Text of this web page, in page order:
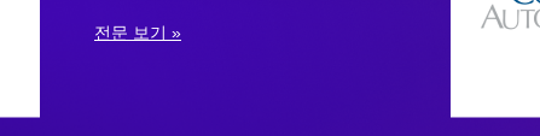
전문 보기 »